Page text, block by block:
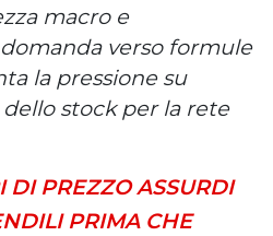
macro e
verso formule
la pressione su
stock per la rete
DI PREZZO ASSURDI
PRIMA CHE